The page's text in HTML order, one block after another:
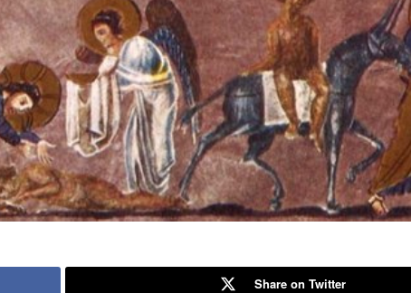
Share on Twitter